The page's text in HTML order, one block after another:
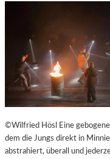
©Wilfried Hösl Eine
dem die Jungs direkt in
abstrahiert, überall und